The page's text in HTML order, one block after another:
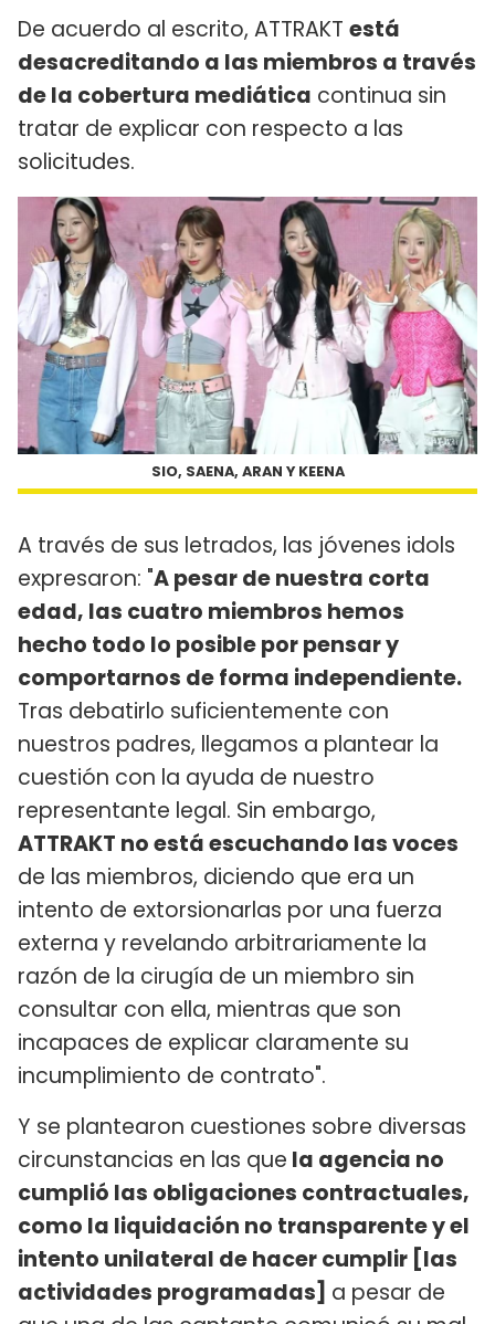
De acuerdo al escrito, ATTRAKT está
desacreditando a las miembros a través
de la cobertura mediática continua sin
tratar de explicar con respecto a las
solicitudes.
SIO, SAENA, ARAN Y KEENA
A través de sus letrados, las jóvenes idols
expresaron: "A pesar de nuestra corta
edad, las cuatro miembros hemos
hecho todo lo posible por pensar y
comportarnos de forma independiente.
Tras debatirlo suficientemente con
nuestros padres, llegamos a plantear la
cuestión con la ayuda de nuestro
representante legal. Sin embargo,
ATTRAKT no está escuchando las voces
de las miembros, diciendo que era un
intento de extorsionarlas por una fuerza
externa y revelando arbitrariamente la
razón de la cirugía de un miembro sin
consultar con ella, mientras que son
incapaces de explicar claramente su
incumplimiento de contrato".
Y se plantearon cuestiones sobre diversas
circunstancias en las que la agencia no
cumplió las obligaciones contractuales,
como la liquidación no transparente y el
intento unilateral de hacer cumplir [las
actividades programadas] a pesar de